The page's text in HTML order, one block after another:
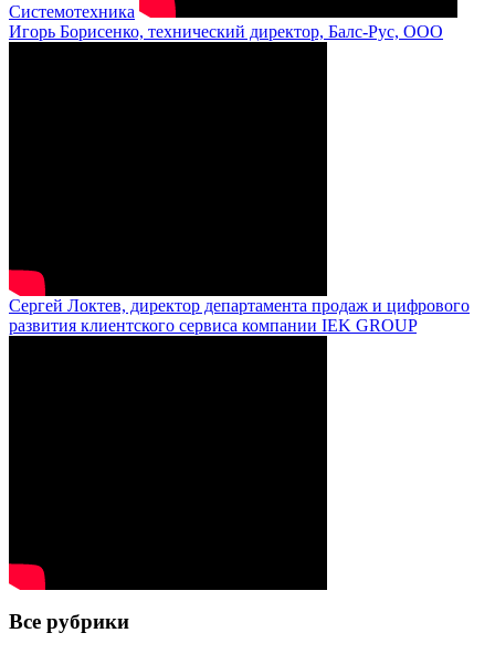
Системотехника
Игорь Борисенко, технический директор, Балс-Рус, ООО
Сергей Локтев, директор департамента продаж и цифрового
развития клиентского сервиса компании IEK GROUP
Все рубрики